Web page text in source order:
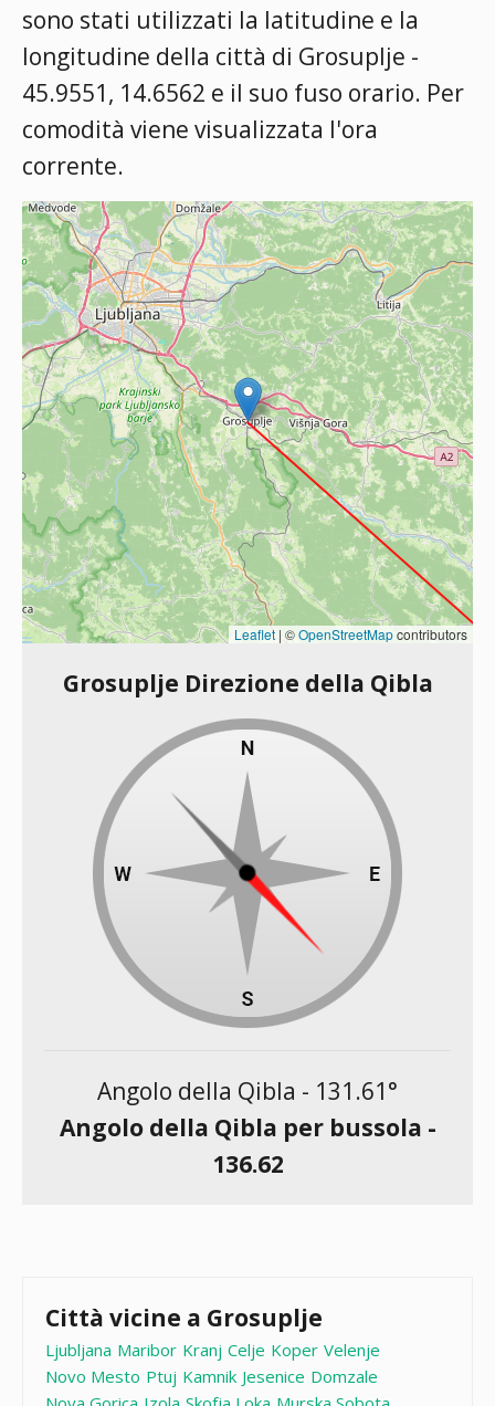
sono stati utilizzati la latitudine e la
longitudine della città di Grosuplje -
45.9551, 14.6562 e il suo fuso orario. Per
comodità viene visualizzata l'ora
corrente.
Leaflet | ©OpenStreetMapcontributors
Grosuplje Direzione della Qibla
Angolo della Qibla - 131.61°
Angolo della Qibla per bussola -
136.62
Città vicine a Grosuplje
Ljubljana Maribor Kranj Celje Koper Velenje
Novo Mesto Ptuj Kamnik Jesenice Domzale